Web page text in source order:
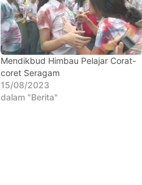
Mendikbud Himbau Pelajar Corat-
coret Seragam
15/08/2023
dalam "Berita"